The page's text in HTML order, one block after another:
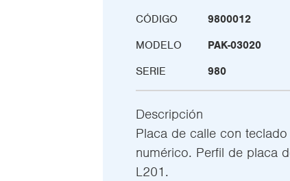
CÓDIGO
9800012
MODELO
PAK-03020
SERIE
980
Descripción
Placa de calle con
numérico. Perfil de placa
L201.